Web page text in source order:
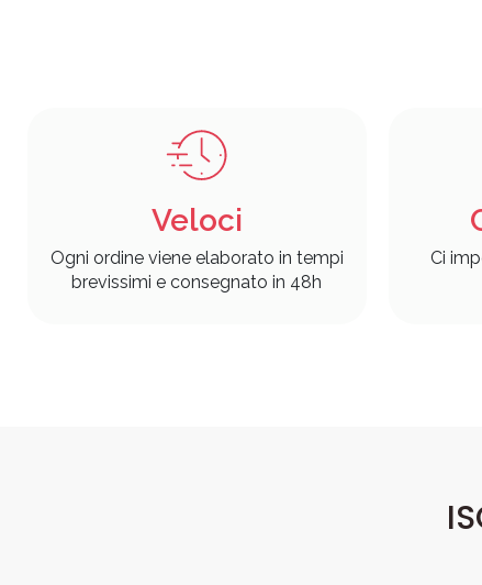
Veloci
Ogni ordine viene elaborato in tempi
brevissimi e consegnato in 48h
Ci